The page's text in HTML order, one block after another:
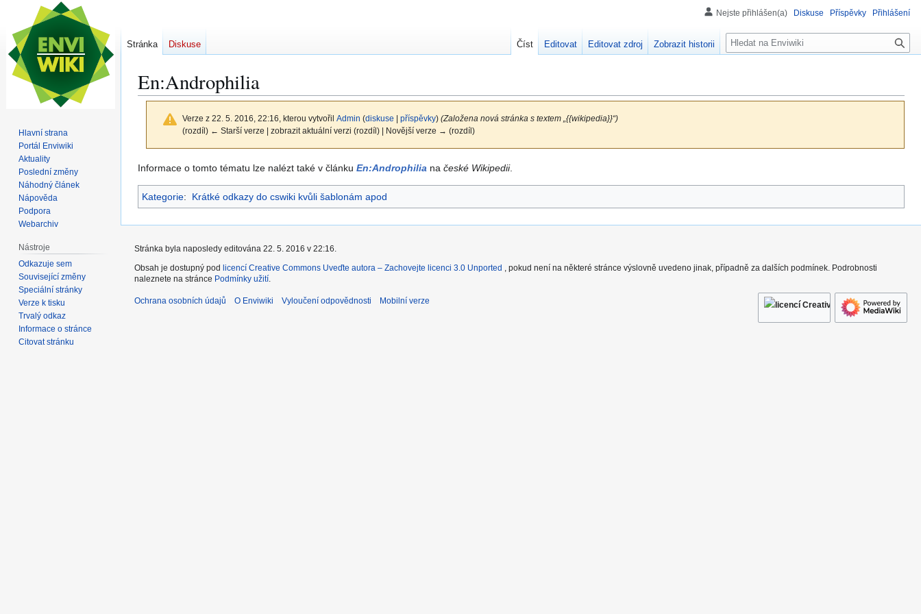
En:Androphilia
Verze z 22. 5. 2016, 22:16, kterou vytvořil Admin (diskuse příspěvky) (Založena nová stránka s textem „{{wikipedia}}“)
(rozdíl) ← Starší verze | zobrazit aktuální verzi (rozdíl) | Novější verze → (rozdíl)
Skočit
navigaci
Skočit
vyhledávání
Informace o tomto tématu lze nalézt také v článku En:Androphilia na české Wikipedii.
Kategorie: Krátké odkazy do cswiki kvůli šablonám apod
Nejste přihlášen(a) Diskuse Příspěvky Přihlášení
Stránka Diskuse Číst Editovat Editovat zdroj Zobrazit historii
H
l
á
Hlavní strana
Portál Enviwiki
Aktuality
Poslední změny
Náhodný článek
Nápověda
Podpora
Webarchiv
Nástroje
Odkazuje sem
Související změny
Speciální stránky
Verze k tisku
Trvalý odkaz
Informace o stránce
Citovat stránku
Stránka byla naposledy editována 22. 5. 2016 v 22:16.
Obsah je dostupný pod licencí Creative Commons Uveďte autora – Zachovejte licenci 3.0 Unported
, pokud není na některé stránce výslovně uvedeno jinak, případně za dalších podmínek. Podrobnosti
naleznete na stránce Podmínky užití
Ochrana osobních údajů O Enviwiki Vyloučení odpovědnosti Mobilní verze